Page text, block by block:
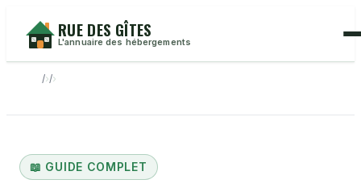
RUE DES GÎTES
L'annuaire des hébergements
› ›
📖 GUIDE COMPLET